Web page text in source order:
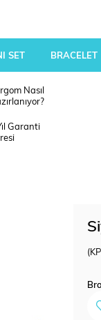
SET BRACELET
Nasıl
Garanti